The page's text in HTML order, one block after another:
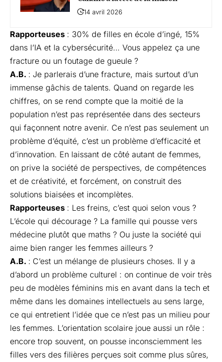
14 avril 2026
Rapporteuses : 30% de filles en école d’ingé, 15%
dans l’IA et la cybersécurité… Vous appelez ça une
fracture ou un foutage de gueule ?
A.B. : Je parlerais d’une fracture, mais surtout d’un
immense gâchis de talents. Quand on regarde les
chiffres, on se rend compte que la moitié de la
population n’est pas représentée dans des secteurs
qui façonnent notre avenir. Ce n’est pas seulement un
problème d’équité, c’est un problème d’efficacité et
d’innovation. En laissant de côté autant de femmes,
on prive la société de perspectives, de compétences
et de créativité, et forcément, on construit des
solutions biaisées et incomplètes.
Rapporteuses : Les freins, c’est quoi selon vous ?
L’école qui décourage ? La famille qui pousse vers
médecine plutôt que maths ? Ou juste la société qui
aime bien ranger les femmes ailleurs ?
A.B. : C’est un mélange de plusieurs choses. Il y a
d’abord un problème culturel : on continue de voir très
peu de modèles féminins mis en avant dans la tech et
même dans les domaines intellectuels au sens large,
ce qui entretient l’idée que ce n’est pas un milieu pour
les femmes. L’orientation scolaire joue aussi un rôle :
encore trop souvent, on pousse inconsciemment les
filles vers des filières perçues soit comme plus sûres,